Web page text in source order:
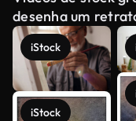
desenha um
iStock
iStock